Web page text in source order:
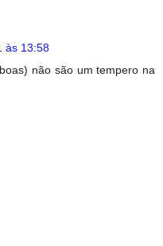
às 13:58
não são um tempero na